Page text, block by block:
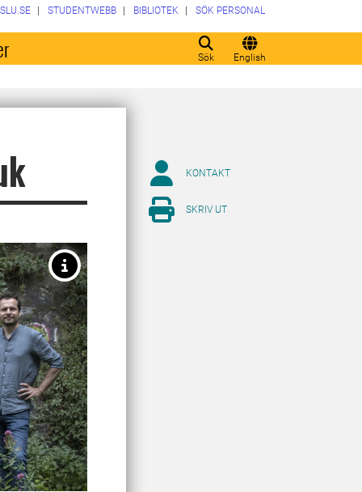
Sök English
SLU.SE STUDENTWEBB BIBLIOTEK SÖK PERSONAL
KONTAKT
SKRIV UT